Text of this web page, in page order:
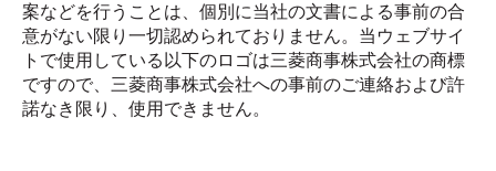
案などを行うことは、個別に当社の文書による事前の合
意がない限り一切認められておりません。当ウェブサイ
トで使用している以下のロゴは三菱商事株式会社の商標
ですので、三菱商事株式会社への事前のご連絡および許
諾なき限り、使用できません。